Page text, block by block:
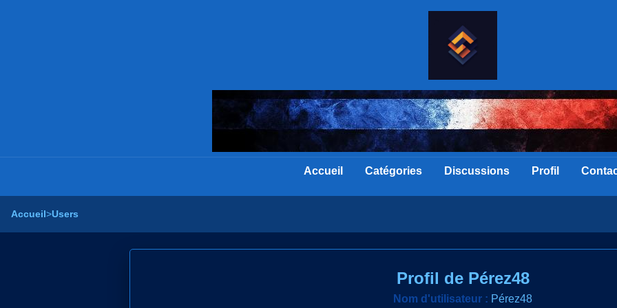
Accueil Catégories Discussions Profil
Accueil>Users
Profil de Pérez48
Nom d'utilisateur : Pérez48